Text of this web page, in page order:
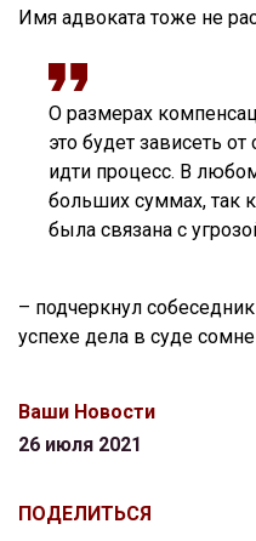
Имя адвоката тоже не
О размерах
это будет зависеть
идти процесс. В
больших суммах, так
была связана с
– подчеркнул
успехе дела в суде
Ваши Новости
26 июля 2021
ПОДЕЛИТЬСЯ